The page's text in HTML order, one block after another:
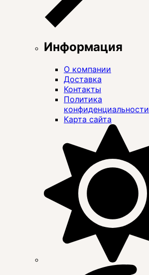
Информация
О компании
Доставка
Контакты
Политика
конфиденциальности
Карта сайта